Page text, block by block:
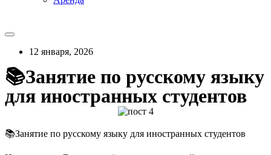
12 января, 2026
📚Занятие по русскому языку
для иностранных студентов
📚Занятие по русскому языку для иностранных студентов